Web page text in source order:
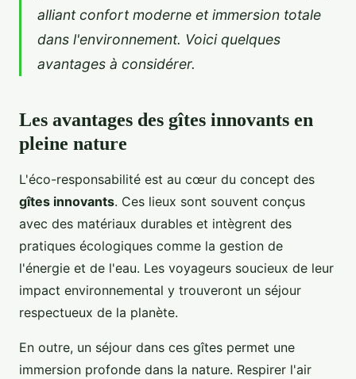
alliant confort moderne et immersion totale
dans l'environnement. Voici quelques
avantages à considérer.
Les avantages des gîtes innovants en
pleine nature
L'éco-responsabilité est au cœur du concept des
gîtes innovants. Ces lieux sont souvent conçus
avec des matériaux durables et intègrent des
pratiques écologiques comme la gestion de
l'énergie et de l'eau. Les voyageurs soucieux de leur
impact environnemental y trouveront un séjour
respectueux de la planète.
En outre, un séjour dans ces gîtes permet une
immersion profonde dans la nature. Respirer l'air